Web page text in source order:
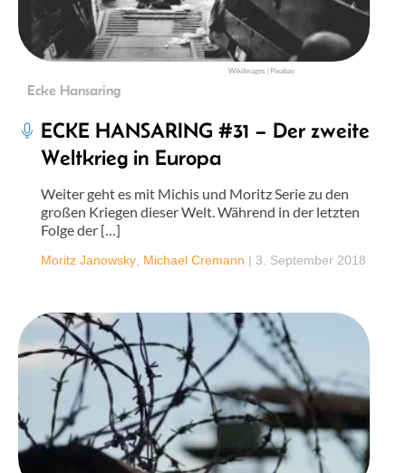
WikiImages | Pixabay
Ecke Hansaring
ECKE HANSARING #31 – Der zweite
Weltkrieg in Europa
Weiter geht es mit Michis und Moritz Serie zu den
großen Kriegen dieser Welt. Während in der letzten
Folge der […]
Moritz Janowsky Michael Cremann | 3. September 2018